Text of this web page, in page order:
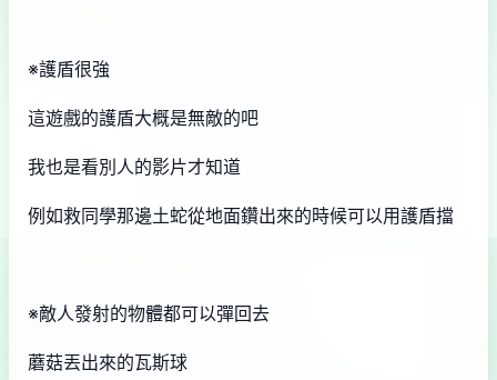
※護盾很強
這遊戲的護盾大概是無敵的吧
我也是看別人的影片才知道
例如救同學那邊土蛇從地面鑽出來的時候可以用護盾擋
※敵人發射的物體都可以彈回去
蘑菇丟出來的瓦斯球